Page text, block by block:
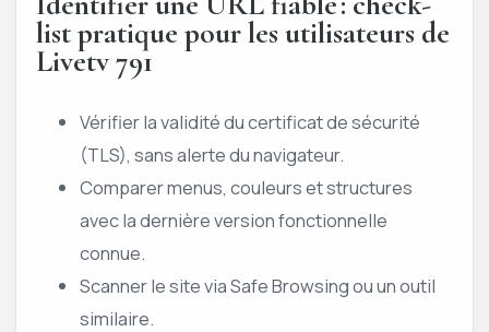
list pratique pour les utilisateurs de
Livetv 791
Vérifier la validité du certificat de sécurité
(TLS), sans alerte du navigateur.
Comparer menus, couleurs et structures
avec la dernière version fonctionnelle
connue.
Scanner le site via Safe Browsing ou un outil
similaire.